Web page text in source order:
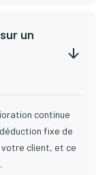
un
continue
fixe de
client, et ce